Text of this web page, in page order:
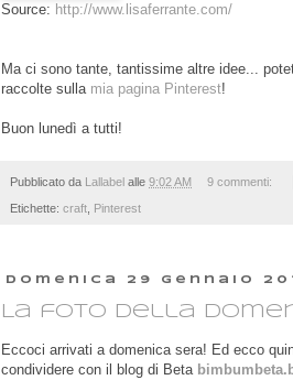
Source: http://www.lisaferrante.com/
Ma ci sono tante, tantissime altre idee...
raccolte sulla mia pagina Pinterest!
Buon lunedì a tutti!
Pubblicato da Lallabel alle 9:02 AM 9 commenti:
Etichette: craft Pinterest
domenica 29 gennaio
La foto della
Eccoci arrivati a domenica sera! Ed ecco
condividere con il blog di Beta